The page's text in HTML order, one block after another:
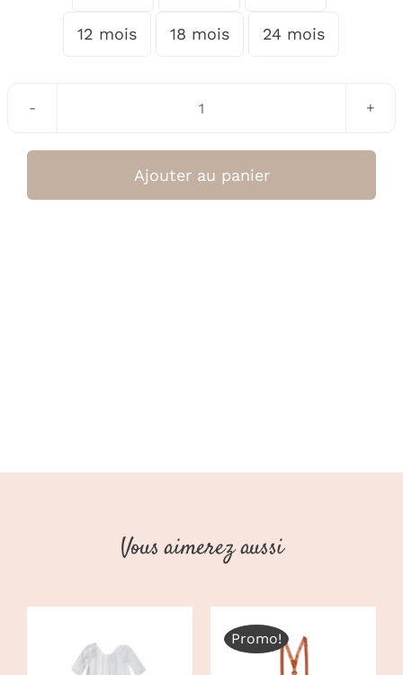
12 mois 18 mois 24 mois
quantité
Sweatshirt
Ajouter au panier
Vous aimerez aussi
Promo!